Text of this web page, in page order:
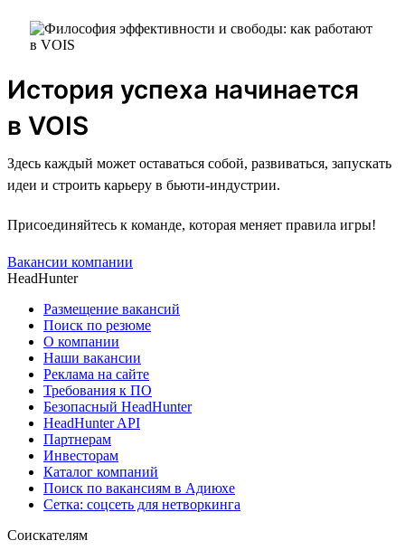
История успеха начинается
в VOIS
Здесь каждый может оставаться собой, развиваться, запускать
идеи и строить карьеру в бьюти-индустрии.
Присоединяйтесь к команде, которая меняет правила игры!
Вакансии компании
HeadHunter
Размещение вакансий
Поиск по резюме
О компании
Наши вакансии
Реклама на сайте
Требования к ПО
Безопасный HeadHunter
HeadHunter API
Партнерам
Инвесторам
Каталог компаний
Поиск по вакансиям в Адиюхе
Сетка: соцсеть для нетворкинга
Соискателям